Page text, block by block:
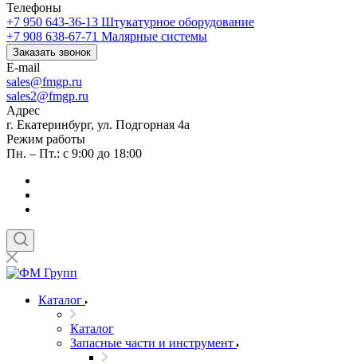
Телефоны
+7 950 643-36-13 Штукатурное оборудование
+7 908 638-67-71 Малярные системы
Заказать звонок
E-mail
sales@fmgp.ru
sales2@fmgp.ru
Адрес
г. Екатеринбург, ул. Подгорная 4а
Режим работы
Пн. – Пт.: с 9:00 до 18:00
Каталог
Каталог
Запасные части и инструмент